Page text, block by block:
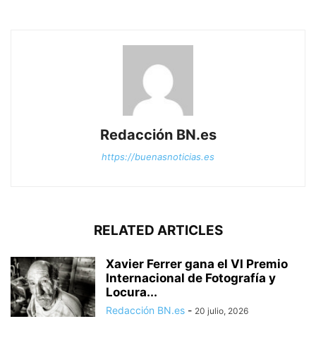
Redacción BN.es
https://buenasnoticias.es
RELATED ARTICLES
Xavier Ferrer gana el VI Premio
Internacional de Fotografía y
Locura...
Redacción BN.es - 20 julio, 2026